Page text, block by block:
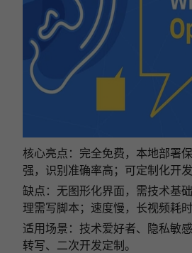
核心亮点：完全免费，本地部署
强，识别准确率高；可定制化开发
缺点：无图形化界面，需技术基
理需写脚本；速度慢，长视频耗时
适用场景：技术爱好者、隐私敏
转写、二次开发定制。